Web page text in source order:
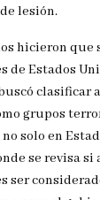
lesión.
hicieron que
de Estados
clasificar
grupos
solo en
se revisa si
ser